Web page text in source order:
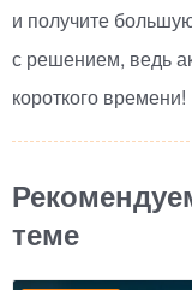
и получите
с решением, ведь
короткого времени!
теме